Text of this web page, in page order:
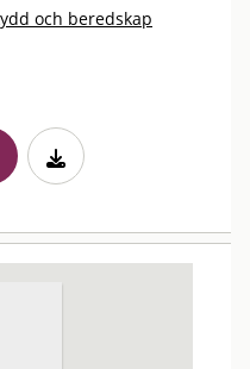
och beredskap